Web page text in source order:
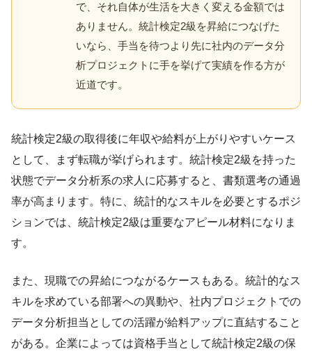
で、それ自体が生活を大きく変える金額では
ありません。統計検定2級を昇給につなげた
いなら、手当を待つより先に社内のデータ分
析プロジェクトに手を挙げて実績を作る方が
近道です。
統計検定2級の取得後に年収や給料が上がりやすいケース
として、まず転職が挙げられます。統計検定2級を持った
状態でデータ分析系の求人に応募すると、書類選考の通過
率が高まります。特に、統計的なスキルを必要とするポジ
ションでは、統計検定2級は重要なアピール材料になりま
す。
また、現職での昇給につながるケースもある。統計的なス
キルを求めている部署への異動や、社内プロジェクトでの
データ分析担当としての活躍が給料アップに直結すること
がある。企業によっては資格手当として統計検定2級の保